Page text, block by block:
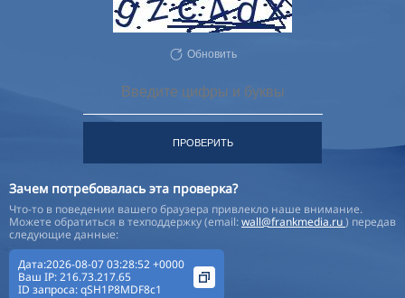
Обновить
ПРОВЕРИТЬ
Зачем потребовалась эта проверка?
Что-то в поведении вашего браузера привлекло наше внимание.
Можете обратиться в техподдержку (email:wall@frankmedia.ru) передав
следующие данные:
Дата:2026-08-07 03:28:52 +0000
Ваш IP:216.73.217.65
ID запроса:qSH1P8MDF8c1